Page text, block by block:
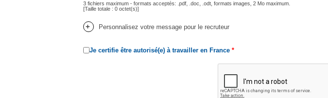
3 fichiers maximum - formats acceptés: .pdf, .doc, .odt, formats images, 2 Mo maximum.
[Taille totale : 0 octet(s)]
+ Personnalisez votre message pour le recruteur
Je certifie être autorisé(e) à travailler en France